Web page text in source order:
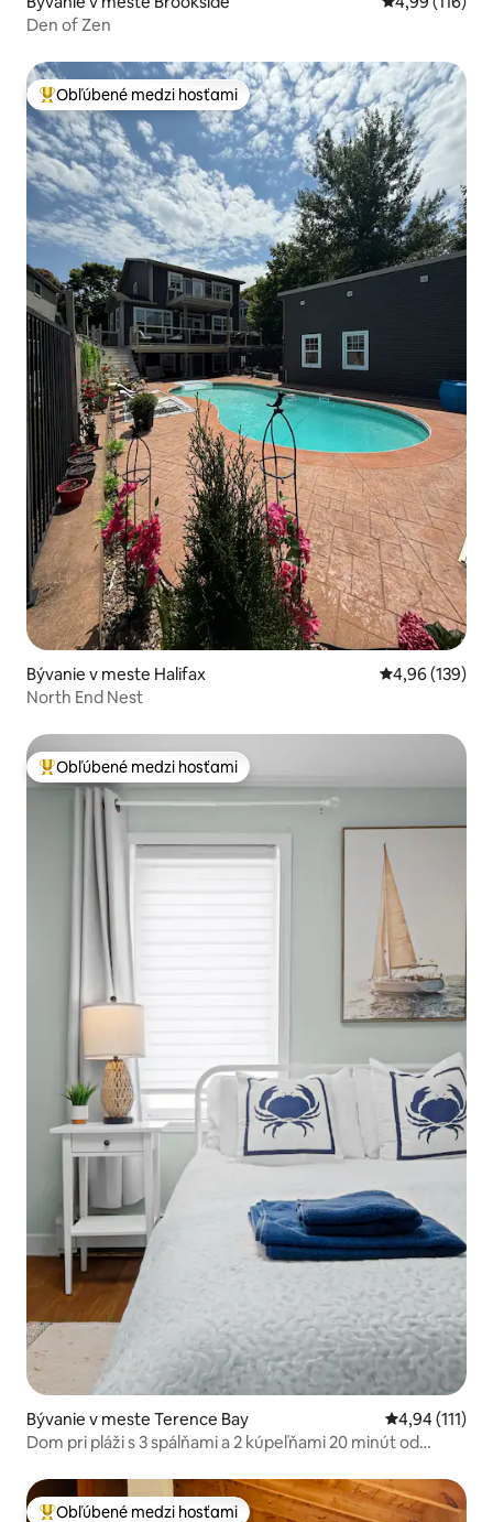
Den of Zen
Najobľúbenejšie medzi hosťami
Obľúbené medzi hosťami
Bývanie v meste Halifax Priemerné
4,96 (139)
North End Nest
Najobľúbenejšie medzi hosťami
Obľúbené medzi hosťami
Bývanie v meste Terence Bay Priemerné
4,94 (111)
Dom pri pláži s 3 spálňami a 2 kúpeľňami 20 minút od
Obľúbené medzi hosťami